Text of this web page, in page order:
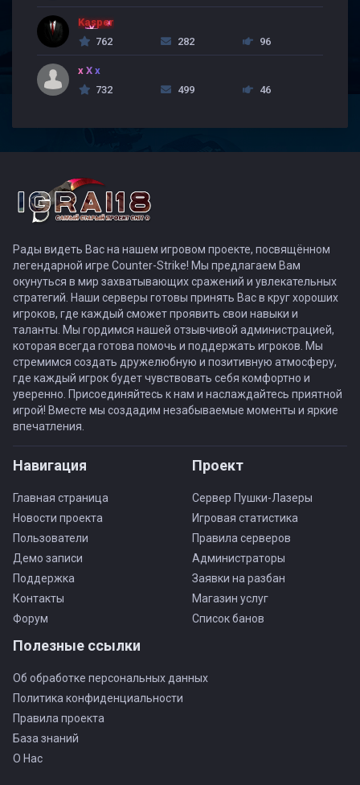
Kasper
762
282 96
x X x
732
499 46
Рады видеть Вас на нашем игровом проекте, посвящённом
легендарной игре Counter-Strike! Мы предлагаем Вам
окунуться в мир захватывающих сражений и увлекательных
стратегий. Наши серверы готовы принять Вас в круг хороших
игроков, где каждый сможет проявить свои навыки и
таланты. Мы гордимся нашей отзывчивой администрацией,
которая всегда готова помочь и поддержать игроков. Мы
стремимся создать дружелюбную и позитивную атмосферу,
где каждый игрок будет чувствовать себя комфортно и
уверенно. Присоединяйтесь к нам и наслаждайтесь приятной
игрой! Вместе мы создадим незабываемые моменты и яркие
впечатления.
Навигация
Главная страница
Новости проекта
Пользователи
Демо записи
Поддержка
Контакты
Форум
Проект
Сервер Пушки-Лазеры
Игровая статистика
Правила серверов
Администраторы
Заявки на разбан
Магазин услуг
Список банов
Полезные ссылки
Об обработке персональных данных
Политика конфиденциальности
Правила проекта
База знаний
О Нас